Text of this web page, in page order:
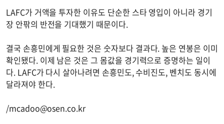
LAFC가 거액을 투자한 이유도 단순한 스타 영입이 아니라 경기
장 안팎의 반전을 기대했기 때문이다.
결국 손흥민에게 필요한 것은 숫자보다 결과다. 높은 연봉은 이미
확인됐다. 이제 남은 것은 그 몸값을 경기력으로 증명하는 일이
다. LAFC가 다시 살아나려면 손흥민도, 수비진도, 벤치도 동시에
달라져야 한다.
/mcadoo@osen.co.kr